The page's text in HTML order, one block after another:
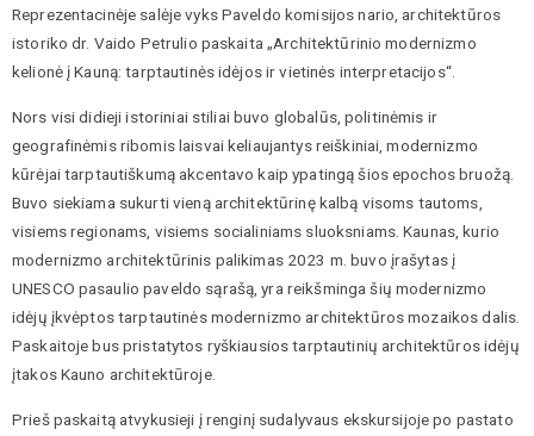
Reprezentacinėje salėje vyks Paveldo komisijos nario, architektūros
istoriko dr. Vaido Petrulio paskaita „Architektūrinio modernizmo
kelionė į Kauną: tarptautinės idėjos ir vietinės interpretacijos“.
Nors visi didieji istoriniai stiliai buvo globalūs, politinėmis ir
geografinėmis ribomis laisvai keliaujantys reiškiniai, modernizmo
kūrėjai tarptautiškumą akcentavo kaip ypatingą šios epochos bruožą.
Buvo siekiama sukurti vieną architektūrinę kalbą visoms tautoms,
visiems regionams, visiems socialiniams sluoksniams. Kaunas, kurio
modernizmo architektūrinis palikimas 2023 m. buvo įrašytas į
UNESCO pasaulio paveldo sąrašą, yra reikšminga šių modernizmo
idėjų įkvėptos tarptautinės modernizmo architektūros mozaikos dalis.
Paskaitoje bus pristatytos ryškiausios tarptautinių architektūros idėjų
įtakos Kauno architektūroje.
Prieš paskaitą atvykusieji į renginį sudalyvaus ekskursijoje po pastato